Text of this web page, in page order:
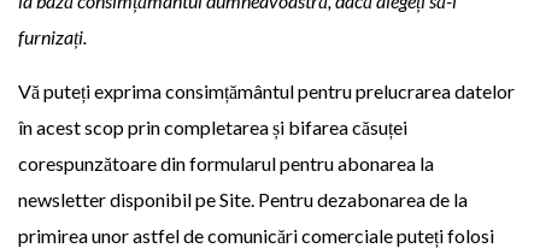
furnizați.
Vă puteți exprima consimțământul pentru prelucrarea datelor
în acest scop prin completarea și bifarea căsuței
corespunzătoare din formularul pentru abonarea la
newsletter disponibil pe Site. Pentru dezabonarea de la
primirea unor astfel de comunicări comerciale puteți folosi